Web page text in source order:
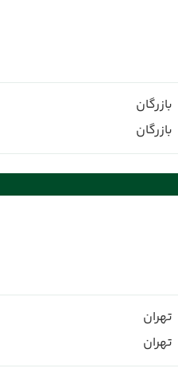
بازرگان
بازرگان
تهران
تهران